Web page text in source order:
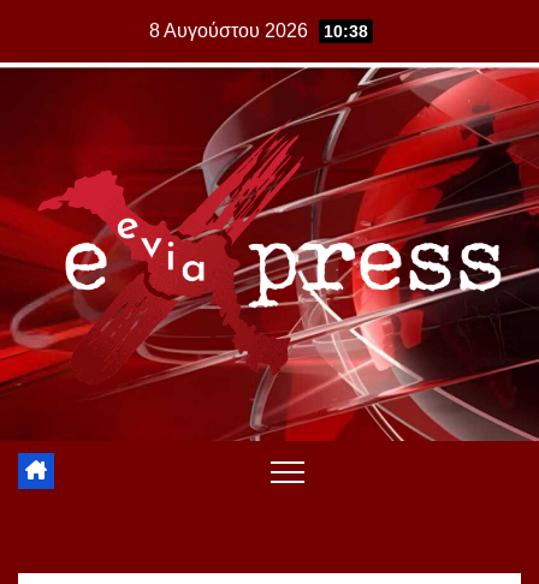
8 Αυγούστου 2026 10:38